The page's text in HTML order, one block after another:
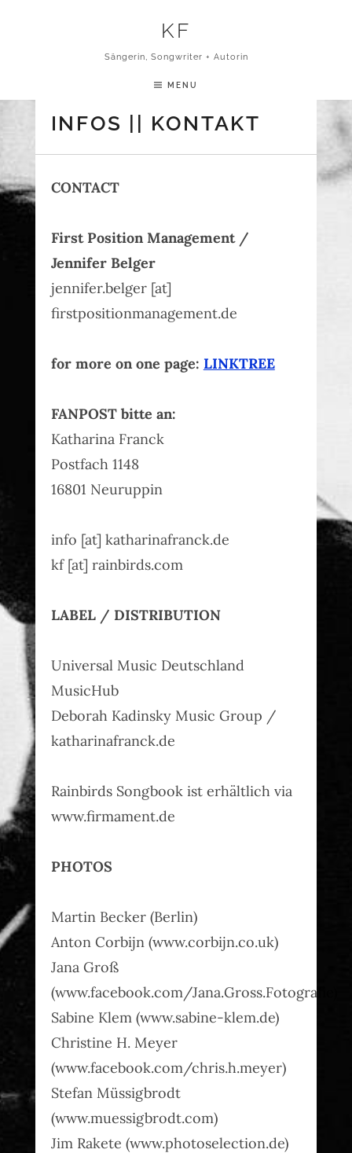
KF
Sängerin, Songwriter + Autorin
MENU
INFOS || KONTAKT
CONTACT
First Position Management /
Jennifer Belger
jennifer.belger [at]
firstpositionmanagement.de
for more on one page: LINKTREE
FANPOST bitte an:
Katharina Franck
Postfach 1148
16801 Neuruppin
info [at] katharinafranck.de
kf [at] rainbirds.com
LABEL / DISTRIBUTION
Universal Music Deutschland
MusicHub
Deborah Kadinsky Music Group /
katharinafranck.de
Rainbirds Songbook ist erhältlich via
www.firmament.de
PHOTOS
Martin Becker (Berlin)
Anton Corbijn (www.corbijn.co.uk)
Jana Groß
(www.facebook.com/Jana.Gross.Fotografie)
Sabine Klem (www.sabine-klem.de)
Christine H. Meyer
(www.facebook.com/chris.h.meyer)
Stefan Müssigbrodt
(www.muessigbrodt.com)
Jim Rakete (www.photoselection.de)